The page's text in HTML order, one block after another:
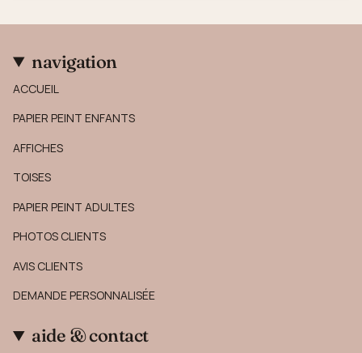
navigation
ACCUEIL
PAPIER PEINT ENFANTS
AFFICHES
TOISES
PAPIER PEINT ADULTES
PHOTOS CLIENTS
AVIS CLIENTS
DEMANDE PERSONNALISÉE
aide & contact